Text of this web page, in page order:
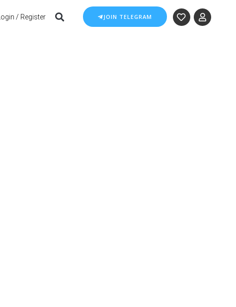
Login / Register JOIN TELEGRAM